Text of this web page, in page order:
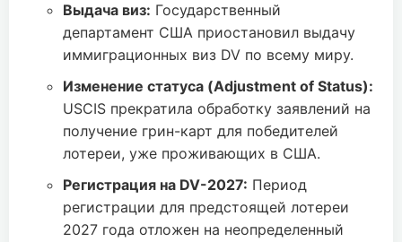
Выдача виз: Государственный
департамент США приостановил выдачу
иммиграционных виз DV по всему миру.
Изменение статуса (Adjustment of Status):
USCIS прекратила обработку заявлений на
получение грин-карт для победителей
лотереи, уже проживающих в США.
Регистрация на DV-2027: Период
регистрации для предстоящей лотереи
2027 года отложен на неопределенный